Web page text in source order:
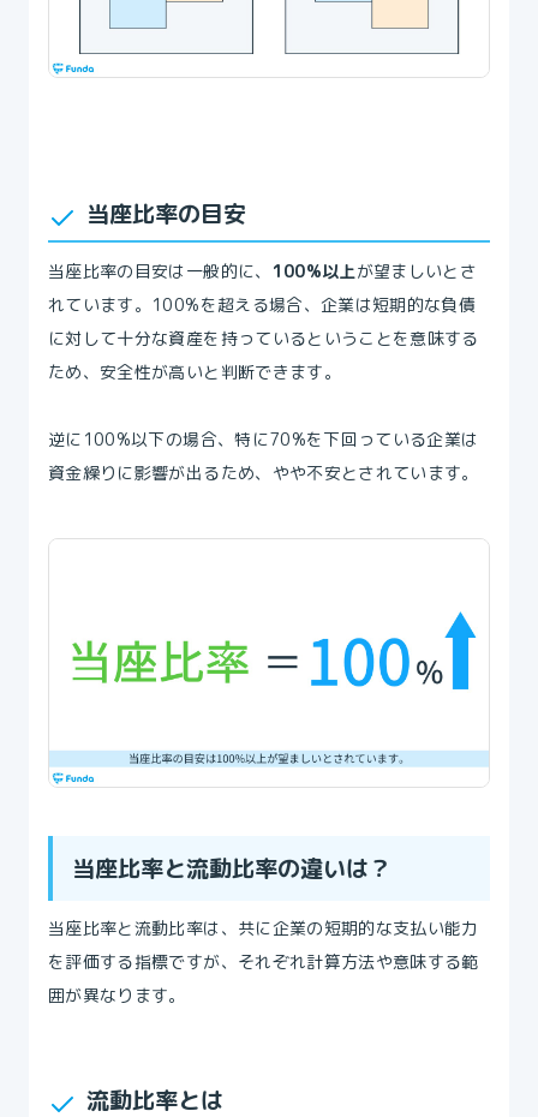
当座比率の目安
当座比率の目安は一般的に、 100%以上が望ましいとさ
れています。100%を超える場合、企業は短期的な負債
に対して十分な資産を持っているということを意味する
ため、安全性が高いと判断できます。
逆に100%以下の場合、特に70%を下回っている企業は
資金繰りに影響が出るため、やや不安とされています。
当座比率と流動比率の違いは？
当座比率と流動比率は、共に企業の短期的な支払い能力
を評価する指標ですが、それぞれ計算方法や意味する範
囲が異なります。
流動比率とは